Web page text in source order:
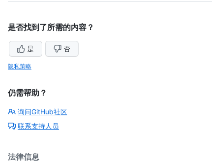
是否找到了所需的内容？
是 否
隐私策略
仍需帮助？
询问GitHub社区
联系支持人员
法律信息